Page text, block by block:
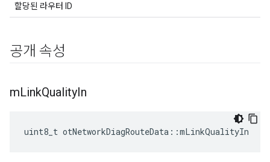
할당된 라우터 ID
공개 속성
mLinkQualityIn
uint8_t otNetworkDiagRouteData ::mLinkQualityIn